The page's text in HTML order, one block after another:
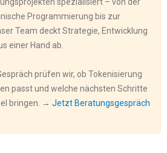
Programmierung bis zur
Team deckt Strategie, Entwicklung
einer Hand ab.
prüfen wir, ob Tokenisierung
passt und welche nächsten Schritte
bringen. → Jetzt Beratungsgespräch